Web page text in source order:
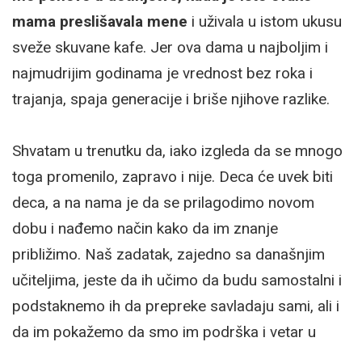
mama preslišavala mene i uživala u istom ukusu
sveže skuvane kafe. Jer ova dama u najboljim i
najmudrijim godinama je vrednost bez roka i
trajanja, spaja generacije i briše njihove razlike.
Shvatam u trenutku da, iako izgleda da se mnogo
toga promenilo, zapravo i nije. Deca će uvek biti
deca, a na nama je da se prilagodimo novom
dobu i nađemo način kako da im znanje
približimo. Naš zadatak, zajedno sa današnjim
učiteljima, jeste da ih učimo da budu samostalni i
podstaknemo ih da prepreke savladaju sami, ali i
da im pokažemo da smo im podrška i vetar u